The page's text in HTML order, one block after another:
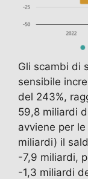
Gli scambi di
sensibile
del 243%,
59,8 miliardi
avviene per
miliardi) il
-7,9 miliardi,
-1,3 miliardi